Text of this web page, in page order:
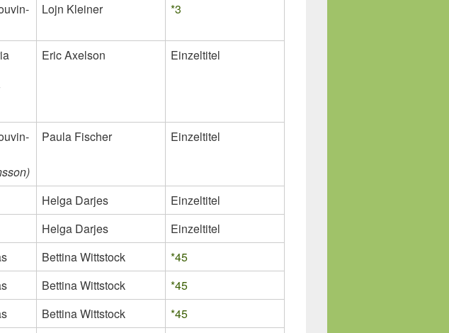
Lojn Kleiner *3
Eric Axelson Einzeltitel
Paula Fischer Einzeltitel
Helga Darjes
Einzeltitel
Helga Darjes
Einzeltitel
Bettina Wittstock
*45
Bettina Wittstock
*45
Bettina Wittstock
*45